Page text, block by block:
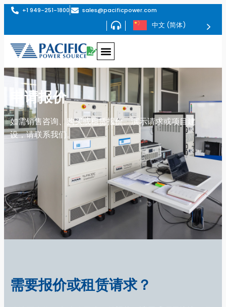
+1 949-251-1800 sales@pacificpower.com
中文 (简体)
申请报价
如需销售咨询、购买或租赁报价、演示请求或项目建
设，请联系我们。
需要报价或租赁请求？